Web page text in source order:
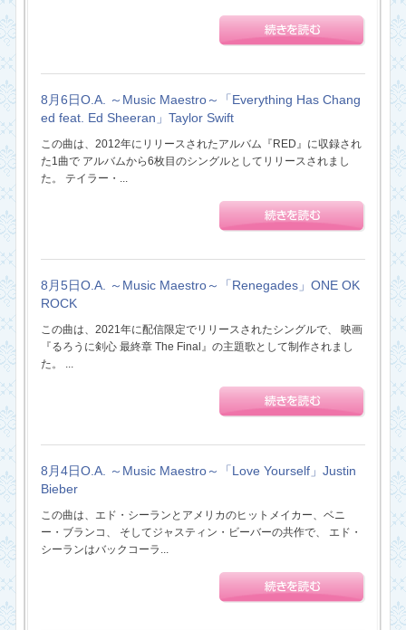
8月6日O.A. ～Music Maestro～「Everything Has Chang
ed feat. Ed Sheeran」Taylor Swift
この曲は、2012年にリリースされたアルバム『RED』に収録され
た1曲で アルバムから6枚目のシングルとしてリリースされまし
た。 テイラー・...
8月5日O.A. ～Music Maestro～「Renegades」ONE OK
ROCK
この曲は、2021年に配信限定でリリースされたシングルで、 映画
『るろうに剣心 最終章 The Final』の主題歌として制作されまし
た。 ...
8月4日O.A. ～Music Maestro～「Love Yourself」Justin
Bieber
この曲は、エド・シーランとアメリカのヒットメイカー、ベニ
ー・ブランコ、 そしてジャスティン・ビーバーの共作で、 エド・
シーランはバックコーラ...